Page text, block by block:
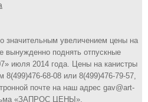
значительным увеличением цены на
вынужденно поднять отпускные
июля 2014 года. Цены на канистры
68-08 или 8(499)476-79-57,
почте на наш адрес gav@art-
«ЗАПРОС ЦЕНЫ».